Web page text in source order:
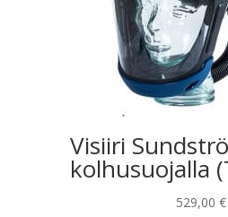
Visiiri
kolhusuojalla
529,00 €